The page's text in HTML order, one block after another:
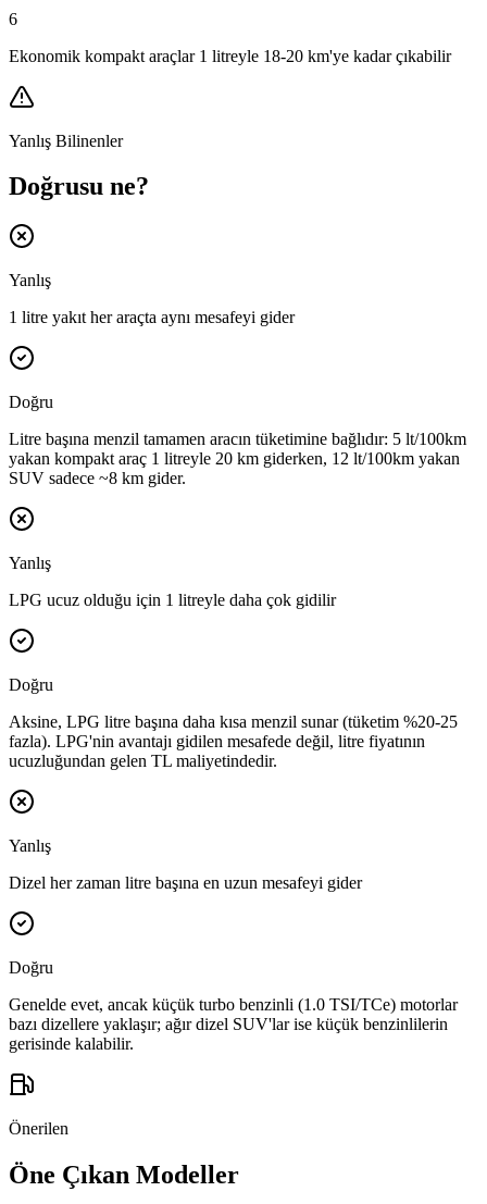
6
Ekonomik kompakt araçlar 1 litreyle 18-20 km'ye kadar çıkabilir
Yanlış Bilinenler
Doğrusu ne?
Yanlış
1 litre yakıt her araçta aynı mesafeyi gider
Doğru
Litre başına menzil tamamen aracın tüketimine bağlıdır: 5 lt/100km
yakan kompakt araç 1 litreyle 20 km giderken, 12 lt/100km yakan
SUV sadece ~8 km gider.
Yanlış
LPG ucuz olduğu için 1 litreyle daha çok gidilir
Doğru
Aksine, LPG litre başına daha kısa menzil sunar (tüketim %20-25
fazla). LPG'nin avantajı gidilen mesafede değil, litre fiyatının
ucuzluğundan gelen TL maliyetindedir.
Yanlış
Dizel her zaman litre başına en uzun mesafeyi gider
Doğru
Genelde evet, ancak küçük turbo benzinli (1.0 TSI/TCe) motorlar
bazı dizellere yaklaşır; ağır dizel SUV'lar ise küçük benzinlilerin
gerisinde kalabilir.
Önerilen
Öne Çıkan Modeller